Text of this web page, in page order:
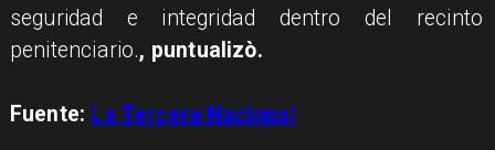
seguridad e integridad dentro del recinto
penitenciario., puntualizò.
Fuente: La Tercera Nacional